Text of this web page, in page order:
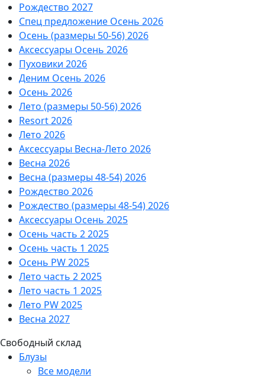
Рождество 2027
Спец предложение Осень 2026
Осень (размеры 50-56) 2026
Аксессуары Осень 2026
Пуховики 2026
Деним Осень 2026
Осень 2026
Лето (размеры 50-56) 2026
Resort 2026
Лето 2026
Аксессуары Весна-Лето 2026
Весна 2026
Весна (размеры 48-54) 2026
Рождество 2026
Рождество (размеры 48-54) 2026
Аксессуары Осень 2025
Осень часть 2 2025
Осень часть 1 2025
Осень PW 2025
Лето часть 2 2025
Лето часть 1 2025
Лето PW 2025
Весна 2027
Свободный склад
Блузы
Все модели